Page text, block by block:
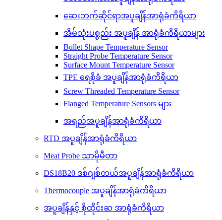
ဆေးဘက်ဆိုင်ရာအပူချိန်အာရုံခံကိရိယာ
အိမ်သုံးပစ္စည်း အပူချိန် အာရုံခံကိရိယာများ
Bullet Shape Temperature Sensor
Straight Probe Temperature Sensor
Surface Mount Temperature Sensor
TPE ရေစိုခံ အပူချိန်အာရုံခံကိရိယာ
Screw Threaded Temperature Sensor
Flanged Temperature Sensors များ
အရည်အပူချိန်အာရုံခံကိရိယာ
RTD အပူချိန်အာရုံခံကိရိယာ
Meat Probe သာမိုမီတာ
DS18B20 ဒစ်ဂျစ်တယ်အပူချိန်အာရုံခံကိရိယာ
Thermocouple အပူချိန်အာရုံခံကိရိယာ
အပူချိန်နှင့် စိုထိုင်းဆ အာရုံခံကိရိယာ